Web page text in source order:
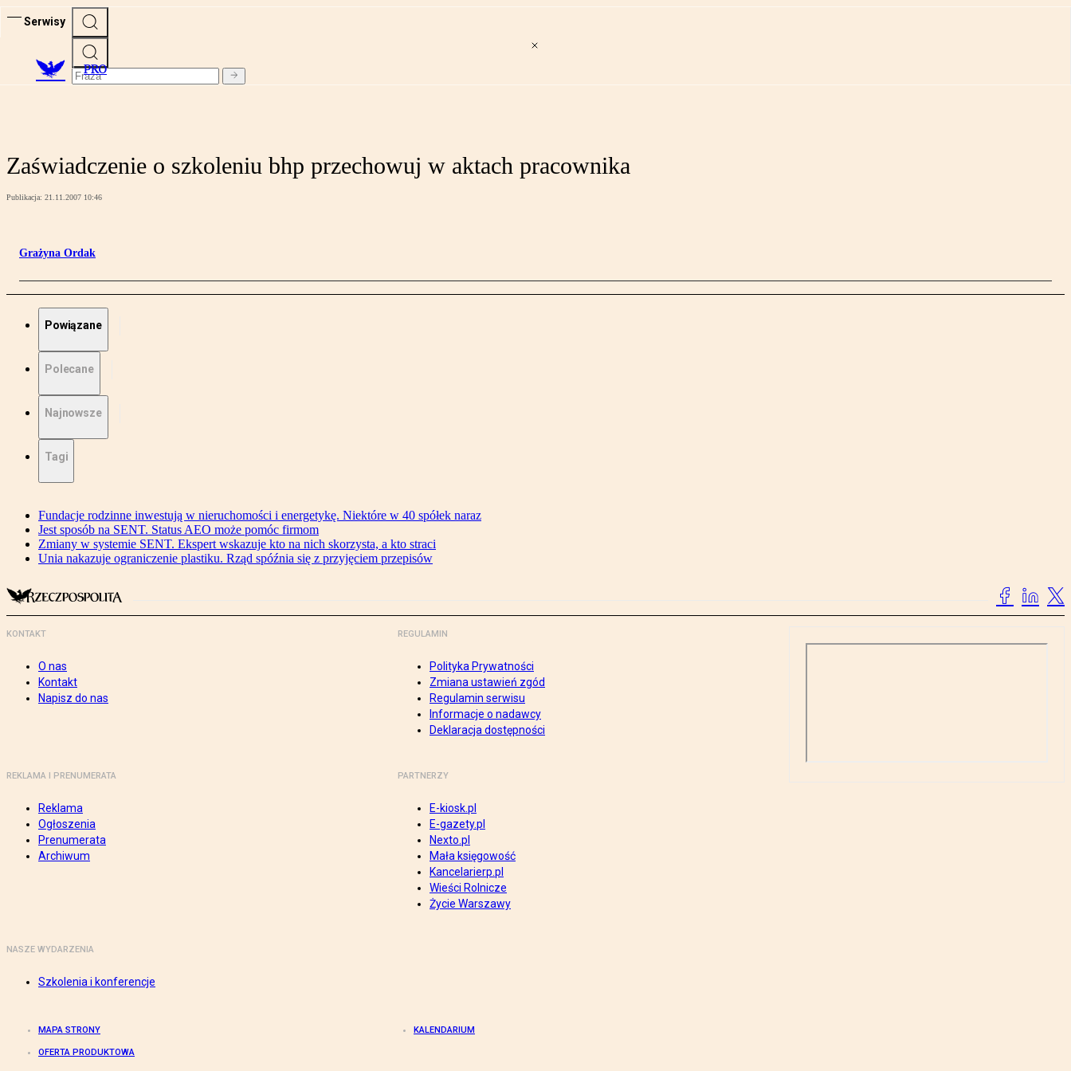
Serwisy
PRO
Zaświadczenie o szkoleniu bhp przechowuj w aktach pracownika
Publikacja: 21.11.2007 10:46
Grażyna Ordak
Powiązane
Polecane
Najnowsze
Tagi
Fundacje rodzinne inwestują w nieruchomości i energetykę. Niektóre w 40 spółek naraz
Jest sposób na SENT. Status AEO może pomóc firmom
Zmiany w systemie SENT. Ekspert wskazuje kto na nich skorzysta, a kto straci
Unia nakazuje ograniczenie plastiku. Rząd spóźnia się z przyjęciem przepisów
KONTAKT
O nas
Kontakt
Napisz do nas
REGULAMIN
Polityka Prywatności
Zmiana ustawień zgód
Regulamin serwisu
Informacje o nadawcy
Deklaracja dostępności
REKLAMA I PRENUMERATA
Reklama
Ogłoszenia
Prenumerata
Archiwum
PARTNERZY
E-kiosk.pl
E-gazety.pl
Nexto.pl
Mała księgowość
Kancelarierp.pl
Wieści Rolnicze
Życie Warszawy
NASZE WYDARZENIA
Szkolenia i konferencje
MAPA STRONY KALENDARIUM
OFERTA PRODUKTOWA